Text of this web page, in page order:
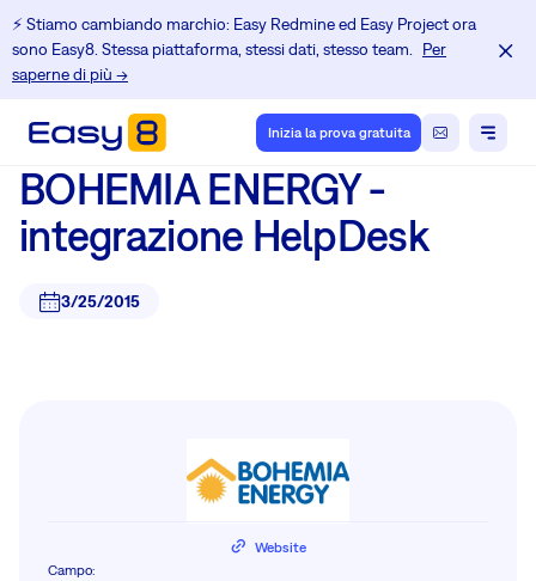
⚡️ Stiamo cambiando marchio: Easy Redmine ed Easy Project ora
sono Easy8. Stessa piattaforma, stessi dati, stesso team.
Per
saperne di più →
Inizia la prova gratuita
BOHEMIA ENERGY -
integrazione HelpDesk
3/25/2015
Website
Campo: